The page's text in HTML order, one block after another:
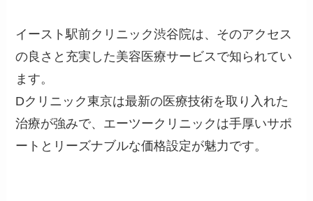
イースト駅前クリニック渋谷院は、そのアクセス
の良さと充実した美容医療サービスで知られてい
ます。
Dクリニック東京は最新の医療技術を取り入れた
治療が強みで、エーツークリニックは手厚いサポ
ートとリーズナブルな価格設定が魅力です。